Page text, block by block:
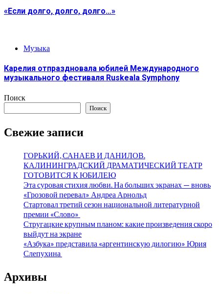
«Если долго, долго, долго…»
Музыка
Карелия отпраздновала юбилей Международного
музыкального фестиваля Ruskeala Symphony
Поиск
Поиск
Свежие записи
ГОРЬКИЙ, САНАЕВ И ДАНИЛОВ.
КАЛИНИНГРАДСКИЙ ДРАМАТИЧЕСКИЙ ТЕАТР
ГОТОВИТСЯ К ЮБИЛЕЮ
Эта суровая стихия любви. На больших экранах — вновь
«Грозовой перевал» Андреа Арнольд
Стартовал третий сезон национальной литературной
премии «Слово»
Стругацкие крупным планом: какие произведения скоро
выйдут на экране
«Азбука» представила «аргентинскую дилогию» Юрия
Слепухина
Архивы